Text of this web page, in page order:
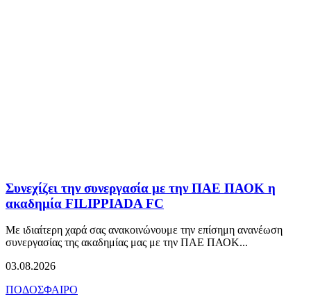
Συνεχίζει την συνεργασία με την ΠΑΕ ΠΑΟΚ η
ακαδημία FILIPPIADA FC
Με ιδιαίτερη χαρά σας ανακοινώνουμε την επίσημη ανανέωση
συνεργασίας της ακαδημίας μας με την ΠΑΕ ΠΑΟΚ...
03.08.2026
ΠΟΔΟΣΦΑΙΡΟ